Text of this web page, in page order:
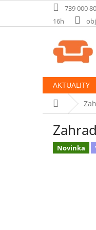
obsah
739 000
16h
AKTUALITY
Domů
Novinka